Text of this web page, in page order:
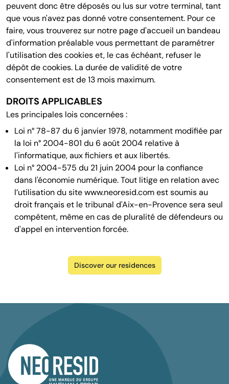
peuvent donc être déposés ou lus sur votre terminal, tant
que vous n'avez pas donné votre consentement. Pour ce
faire, vous trouverez sur notre page d'accueil un bandeau
d'information préalable vous permettant de paramétrer
l'utilisation des cookies et, le cas échéant, refuser le
dépôt de cookies. La durée de validité de votre
consentement est de 13 mois maximum.
DROITS APPLICABLES
Les principales lois concernées :
Loi n° 78-87 du 6 janvier 1978, notamment modifiée par
la loi n° 2004-801 du 6 août 2004 relative à
l'informatique, aux fichiers et aux libertés.
Loi n° 2004-575 du 21 juin 2004 pour la confiance
dans l'économie numérique. Tout litige en relation avec
l’utilisation du site www.neoresid.com est soumis au
droit français et le tribunal d'Aix-en-Provence sera seul
compétent, même en cas de pluralité de défendeurs ou
d'appel en intervention forcée.
Discover our residences